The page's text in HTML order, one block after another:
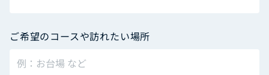
ご希望のコースや訪れたい場所